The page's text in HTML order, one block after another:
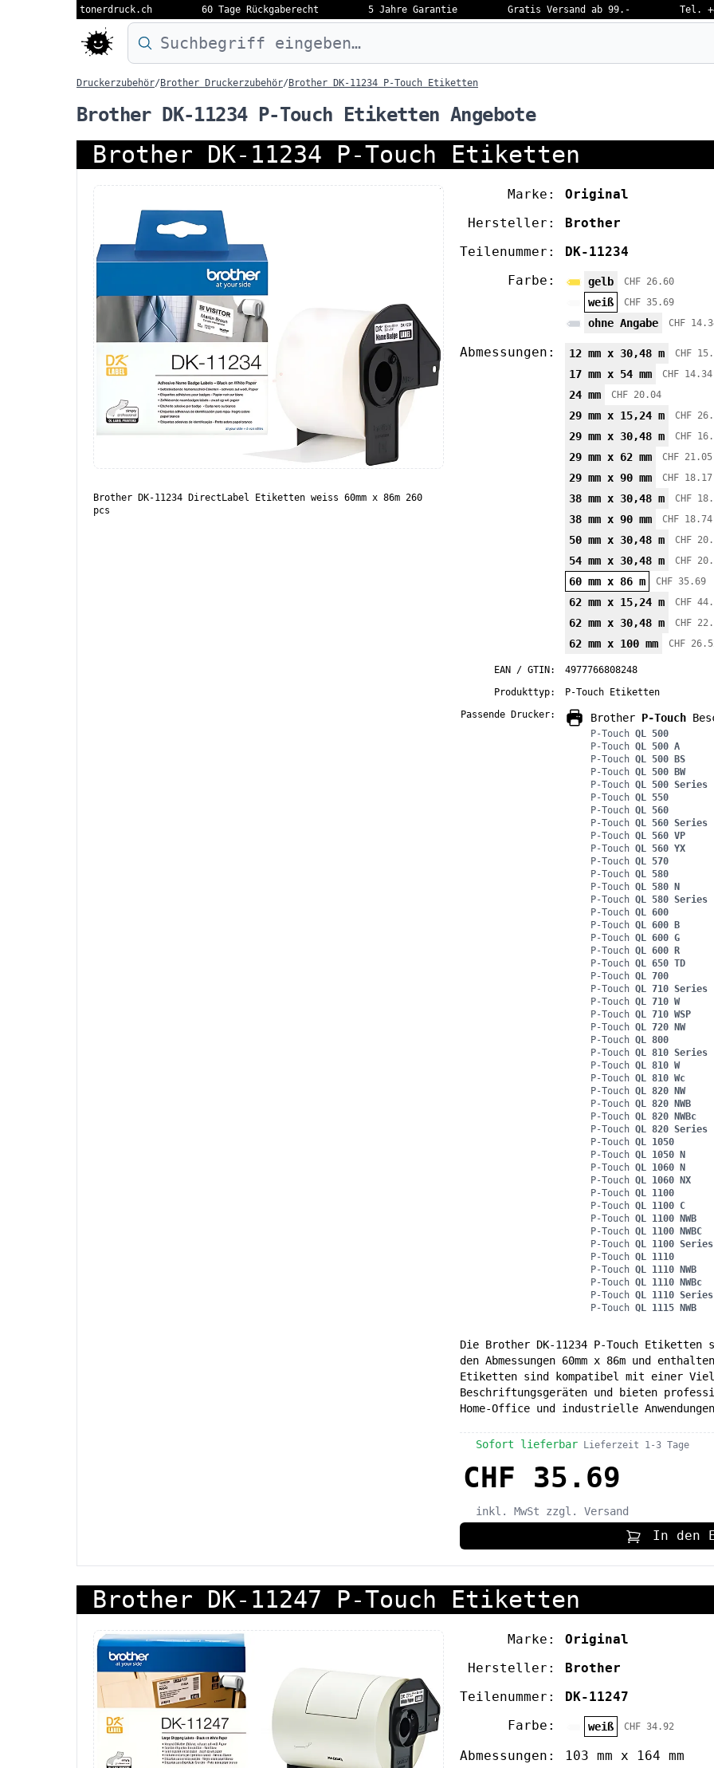
tonerdruck.ch 60 Tage Rückgaberecht 5 Jahre Garantie Gratis Versand ab 99.- Tel.
Druckermodell oder Produktnamen eingeben…
Druckerzubehör/ Brother Druckerzubehör/ Brother DK-11234 P-Touch Etiketten
Brother DK-11234 P-Touch Etiketten Angebote
Brother DK-11234 P-Touch Etiketten
Brother DK-11234 DirectLabel Etiketten weiss 60mm x 86m 260
pcs
Marke:
Original
Hersteller:
Brother
Teilenummer:
DK-11234
Farbe:
gelb CHF 26.60
weiß CHF 35.69
ohne Angabe CHF
Abmessungen: 12 mm x 30,48 m CHF
17 mm x 54 mm CHF 14.34
24 mm CHF 20.04
29 mm x 15,24 m CHF
29 mm x 30,48 m CHF
29 mm x 62 mm CHF 21.05
29 mm x 90 mm CHF 18.17
38 mm x 30,48 m CHF
38 mm x 90 mm CHF 18.74
50 mm x 30,48 m CHF
54 mm x 30,48 m CHF
60 mm x 86 m CHF 35.69
62 mm x 15,24 m CHF
62 mm x 30,48 m CHF
62 mm x 100 mm CHF
EAN / GTIN:
4977766808248
Produkttyp:
P-Touch Etiketten
Passende Drucker:
Brother P-Touch
P-Touch QL 500
P-Touch QL 500 A
P-Touch QL 500 BS
P-Touch QL 500 BW
P-Touch QL 500 Series
P-Touch QL 550
P-Touch QL 560
P-Touch QL 560 Series
P-Touch QL 560 VP
P-Touch QL 560 YX
P-Touch QL 570
P-Touch QL 580
P-Touch QL 580 N
P-Touch QL 580 Series
P-Touch QL 600
P-Touch QL 600 B
P-Touch QL 600 G
P-Touch QL 600 R
P-Touch QL 650 TD
P-Touch QL 700
P-Touch QL 710 Series
P-Touch QL 710 W
P-Touch QL 710 WSP
P-Touch QL 720 NW
P-Touch QL 800
P-Touch QL 810 Series
P-Touch QL 810 W
P-Touch QL 810 Wc
P-Touch QL 820 NW
P-Touch QL 820 NWB
P-Touch QL 820 NWBc
P-Touch QL 820 Series
P-Touch QL 1050
P-Touch QL 1050 N
P-Touch QL 1060 N
P-Touch QL 1060 NX
P-Touch QL 1100
P-Touch QL 1100 C
P-Touch QL 1100 NWB
P-Touch QL 1100 NWBC
P-Touch QL 1100 Series
P-Touch QL 1110
P-Touch QL 1110 NWB
P-Touch QL 1110 NWBc
P-Touch QL 1110 Series
P-Touch QL 1115 NWB
Die Brother DK-11234 P-Touch
den Abmessungen 60mm x 86m und
Etiketten sind kompatibel mit einer
Beschriftungsgeräten und bieten
Home-Office und industrielle
Sofort lieferbar Lieferzeit 1-3 Tage
CHF 35.69
inkl. MwSt zzgl. Versand
In den
Brother DK-11247 P-Touch Etiketten
Marke:
Original
Hersteller:
Brother
Teilenummer:
DK-11247
Farbe:
weiß CHF 34.92
Abmessungen: 103 mm x 164 mm